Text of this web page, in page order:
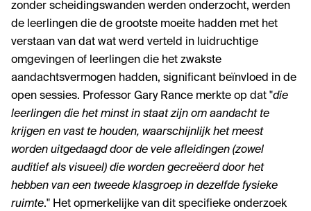
zonder scheidingswanden werden onderzocht, werden
de leerlingen die de grootste moeite hadden met het
verstaan van dat wat werd verteld in luidruchtige
omgevingen of leerlingen die het zwakste
aandachtsvermogen hadden, significant beïnvloed in de
open sessies. Professor Gary Rance merkte op dat "die
leerlingen die het minst in staat zijn om aandacht te
krijgen en vast te houden, waarschijnlijk het meest
worden uitgedaagd door de vele afleidingen (zowel
auditief als visueel) die worden gecreëerd door het
hebben van een tweede klasgroep in dezelfde fysieke
ruimte." Het opmerkelijke van dit specifieke onderzoek